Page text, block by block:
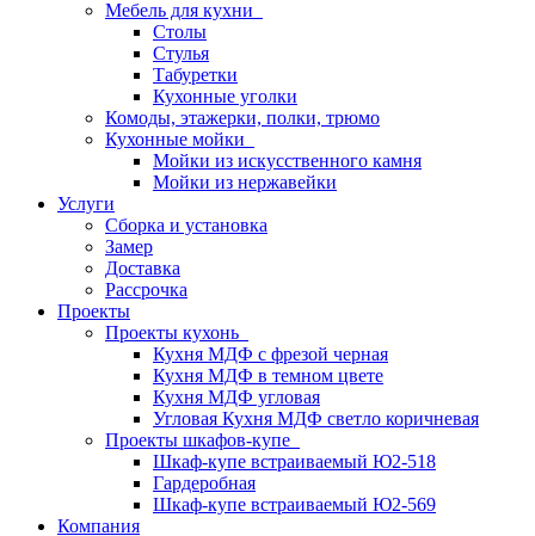
Мебель для кухни
Столы
Стулья
Табуретки
Кухонные уголки
Комоды, этажерки, полки, трюмо
Кухонные мойки
Мойки из искусственного камня
Мойки из нержавейки
Услуги
Сборка и установка
Замер
Доставка
Рассрочка
Проекты
Проекты кухонь
Кухня МДФ с фрезой черная
Кухня МДФ в темном цвете
Кухня МДФ угловая
Угловая Кухня МДФ светло коричневая
Проекты шкафов-купе
Шкаф-купе встраиваемый Ю2-518
Гардеробная
Шкаф-купе встраиваемый Ю2-569
Компания